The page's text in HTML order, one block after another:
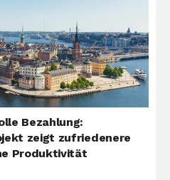
Bezahlung:
zeigt zufriedenere
Produktivität